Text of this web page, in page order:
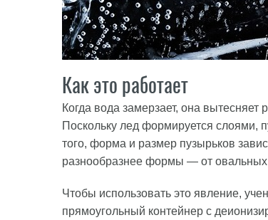
Как это работает
Когда вода замерзает, она
Поскольку лед формируется слоями,
того, форма и размер пузырьков
разнообразнее формы — от овальных
Чтобы использовать это явление,
прямоугольный контейнер с